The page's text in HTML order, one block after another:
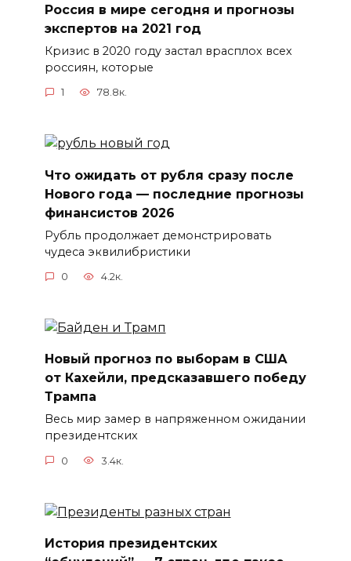
Россия в мире сегодня и прогнозы
экспертов на 2021 год
Кризис в 2020 году застал врасплох всех
россиян, которые
1 78.8к.
Что ожидать от рубля сразу после
Нового года — последние прогнозы
финансистов 2026
Рубль продолжает демонстрировать
чудеса эквилибристики
0 4.2к.
Новый прогноз по выборам в США
от Кахейли, предсказавшего победу
Трампа
Весь мир замер в напряженном ожидании
президентских
0 3.4к.
История президентских